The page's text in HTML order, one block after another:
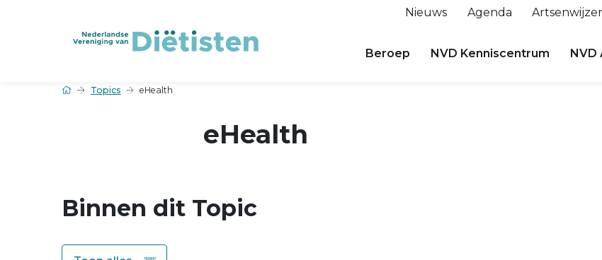
Nieuws Agenda Artsenwijzer
Beroep NVD Kenniscentrum NVD
Topics eHealth
eHealth
Binnen dit Topic